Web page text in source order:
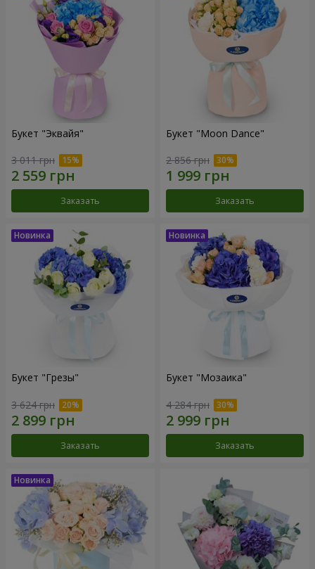
Букет "Эквайя"
3 011 грн
Заказать
Букет "Moon Dance"
2 856 грн
Заказать
Букет "Грезы"
3 624 грн
Заказать
Букет "Мозаика"
4 284 грн
Заказать